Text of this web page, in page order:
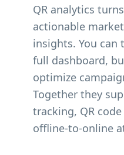
QR analytics
actionable
insights. You can
full dashboard,
optimize
Together they
tracking, QR
offline-to-online